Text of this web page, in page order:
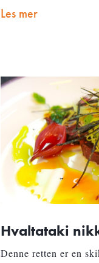
Les mer
Hvaltataki
Denne retten er en